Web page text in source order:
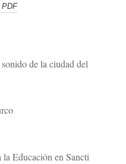
PDF
de la ciudad del
la Educación en Sancti